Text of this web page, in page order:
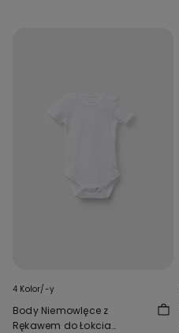
4 Kolor/-y
Body Niemowlęce z
Rękawem do Łokcia